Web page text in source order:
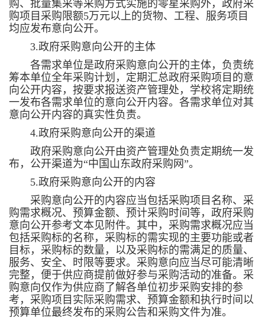
购、批量集采等采购方式实施的零星采购外，政府采
购项目采购限额5万元以上的货物、工程、服务项目
均应发布意向公开。
3.政府采购意向公开的主体
各需求单位是政府采购意向公开的主体，负责统
筹本单位全年采购计划，定期汇总政府采购项目的意
向公开内容，按要求报送资产管理处，学校将定期统
一发布各需求单位的意向公开内容。各需求单位对其
意向公开内容的真实性负责。
4.政府采购意向公开的渠道
政府采购意向公开由资产管理处负责定期统一发
布，公开渠道为“中国山东政府采购网”。
5.政府采购意向公开的内容
采购意向公开的内容应当包括采购项目名称、采
购需求概况、预算金额、预计采购时间等，政府采购
意向公开参考文本见附件。其中，采购需求概况应当
包括采购标的名称，采购标的需实现的主要功能或者
目标，采购标的数量，以及采购标的需满足的质量、
服务、安全、时限等要求。采购意向应当尽可能清晰
完整，便于供应商提前做好参与采购活动的准备。采
购意向仅作为供应商了解各单位初步采购安排的参
考，采购项目实际采购需求、预算金额和执行时间以
预算单位最终发布的采购公告和采购文件为准。